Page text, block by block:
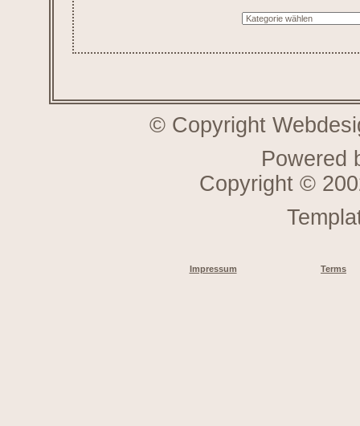
© Copyright
Powered
Copyright ©
Impressum Terms